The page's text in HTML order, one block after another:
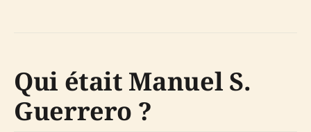
Qui était Manuel S.
Guerrero ?